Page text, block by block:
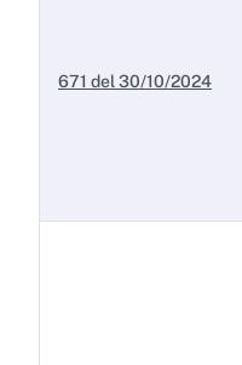
671 del 30/10/2024